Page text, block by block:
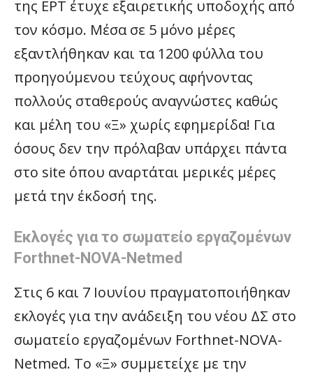
της ΕΡΤ έτυχε εξαιρετικής υποδοχής από
τον κόσμο. Μέσα σε 5 μόνο μέρες
εξαντλήθηκαν και τα 1200 φύλλα του
προηγούμενου τεύχους αφήνοντας
πολλούς σταθερούς αναγνώστες καθώς
και μέλη του «Ξ» χωρίς εφημερίδα! Για
όσους δεν την πρόλαβαν υπάρχει πάντα
στο site όπου αναρτάται μερικές μέρες
μετά την έκδοσή της.
Εκλογές για το σωματείο εργαζομένων
Forthnet-NOVA-Netmed
Στις 6 και 7 Ιουνίου πραγματοποιήθηκαν
εκλογές για την ανάδειξη του νέου ΔΣ στο
σωματείο εργαζομένων Forthnet-NOVA-
Netmed. Το «Ξ» συμμετείχε με την